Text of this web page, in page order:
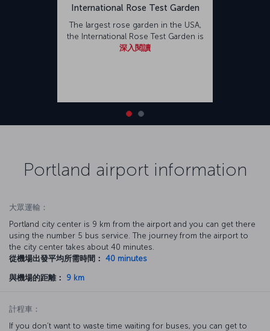
International Rose Test Garden
The largest rose garden in the USA,
the International Rose Test Garden is
深入閱讀
Portland airport information
大眾運輸：
Portland city center is 9 km from the airport and you can get there
using the number 5 bus service. The journey from the airport to
the city center takes about 40 minutes.
從機場出發平均所需時間： 40 minutes
與機場的距離： 9 km
計程車：
If you don’t want to waste time waiting for buses, you can get to